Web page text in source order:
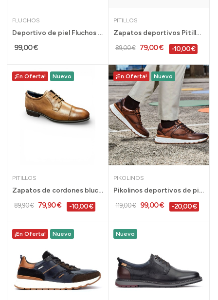
FLUCHOS
Deportivo de piel Fluchos Nadal para hombre sin...
99,00 €
PITILLOS
Zapatos deportivos Pitillos Basket para hombre...
89,00 € 79,00 € -10,00 €
¡En Oferta! Nuevo
PITILLOS
Zapatos de cordones blucher Pitillos de vestir...
89,90 € 79,90 € -10,00 €
¡En Oferta! Nuevo
PIKOLINOS
Pikolinos deportivos de piel Aranda para hombre...
119,00 € 99,00 € -20,00 €
¡En Oferta! Nuevo Nuevo